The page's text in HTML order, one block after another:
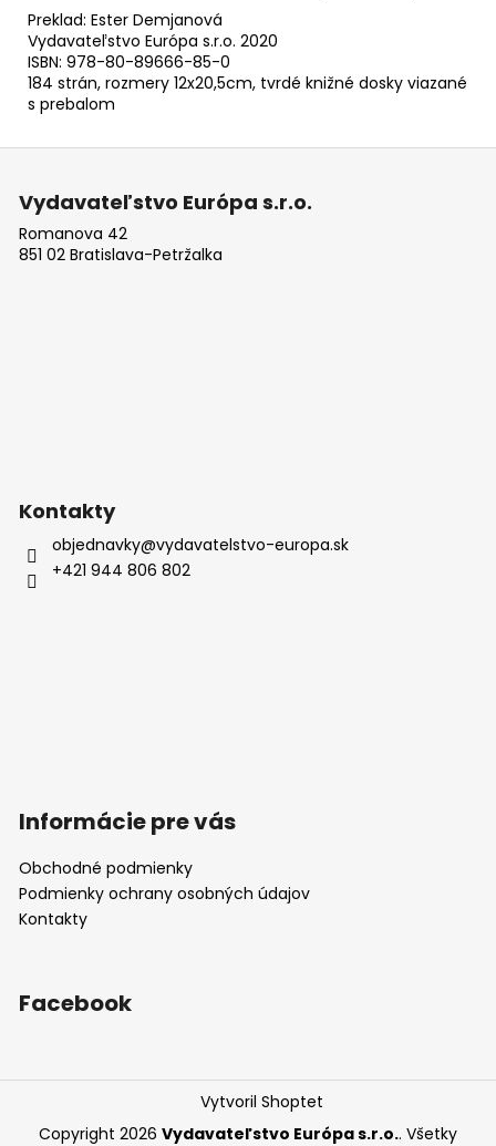
Preklad: Ester Demjanová
Vydavateľstvo Európa s.r.o. 2020
ISBN: 978-80-89666-85-0
184 strán, rozmery 12x20,5cm, tvrdé knižné dosky viazané
s prebalom
Z
Vydavateľstvo Európa s.r.o.
Romanova 42
851 02 Bratislava-Petržalka
Kontakty
objednavky@vydavatelstvo-europa.sk
+421 944 806 802
Informácie pre vás
Obchodné podmienky
Podmienky ochrany osobných údajov
Kontakty
Facebook
Vytvoril Shoptet
Copyright 2026 Vydavateľstvo Európa s.r.o.. Všetky